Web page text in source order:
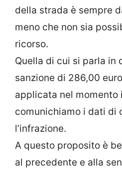
della strada è sempre
meno che non sia
ricorso.
Quella di cui si parla in
sanzione di 286,00
applicata nel momento
comunichiamo i dati di
l’infrazione.
A questo proposito è
al precedente e alla